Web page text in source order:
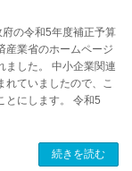
の令和5年度補正予算
産業省のホームページ
ました。 中小企業関連
れていましたので、こ
とにします。 令和5
続きを読む